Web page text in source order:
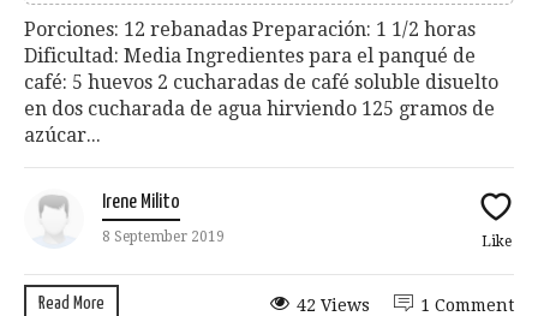
Porciones: 12 rebanadas Preparación: 1 1/2 horas
Dificultad: Media Ingredientes para el panqué de
café: 5 huevos 2 cucharadas de café soluble disuelto
en dos cucharada de agua hirviendo 125 gramos de
azúcar...
Irene Milito
8 September 2019 Like
Read More 1 Comment
42 Views